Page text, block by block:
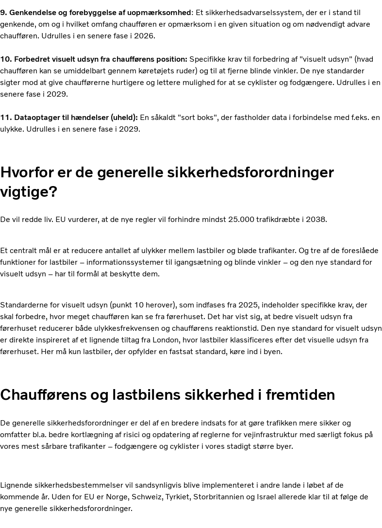
9. Genkendelse og forebyggelse af uopmærksomhed: Et sikkerhedsadvarselssystem, der er i stand til
genkende, om og i hvilket omfang chaufføren er opmærksom i en given situation og om nødvendigt advare
chaufføren. Udrulles i en senere fase i 2026.
10. Forbedret visuelt udsyn fra chaufførens position: Specifikke krav til forbedring af "visuelt udsyn" (hvad
chaufføren kan se umiddelbart gennem køretøjets ruder) og til at fjerne blinde vinkler. De nye standarder
sigter mod at give chaufførerne hurtigere og lettere mulighed for at se cyklister og fodgængere. Udrulles i en
senere fase i 2029.
11. Dataoptager til hændelser (uheld): En såkaldt "sort boks", der fastholder data i forbindelse med f.eks. en
ulykke. Udrulles i en senere fase i 2029.
Hvorfor er de generelle sikkerhedsforordninger
vigtige?
De vil redde liv. EU vurderer, at de nye regler vil forhindre mindst 25.000 trafikdræbte i 2038.
Et centralt mål er at reducere antallet af ulykker mellem lastbiler og bløde trafikanter. Og tre af de foreslåede
funktioner for lastbiler – informationssystemer til igangsætning og blinde vinkler – og den nye standard for
visuelt udsyn – har til formål at beskytte dem.
Standarderne for visuelt udsyn (punkt 10 herover), som indfases fra 2025, indeholder specifikke krav, der
skal forbedre, hvor meget chaufføren kan se fra førerhuset. Det har vist sig, at bedre visuelt udsyn fra
førerhuset reducerer både ulykkesfrekvensen og chaufførens reaktionstid. Den nye standard for visuelt udsyn
er direkte inspireret af et lignende tiltag fra London, hvor lastbiler klassificeres efter det visuelle udsyn fra
førerhuset. Her må kun lastbiler, der opfylder en fastsat standard, køre ind i byen.
Chaufførens og lastbilens sikkerhed i fremtiden
De generelle sikkerhedsforordninger er del af en bredere indsats for at gøre trafikken mere sikker og
omfatter bl.a. bedre kortlægning af risici og opdatering af reglerne for vejinfrastruktur med særligt fokus på
vores mest sårbare trafikanter – fodgængere og cyklister i vores stadigt større byer.
Lignende sikkerhedsbestemmelser vil sandsynligvis blive implementeret i andre lande i løbet af de
kommende år. Uden for EU er Norge, Schweiz, Tyrkiet, Storbritannien og Israel allerede klar til at følge de
nye generelle sikkerhedsforordninger.